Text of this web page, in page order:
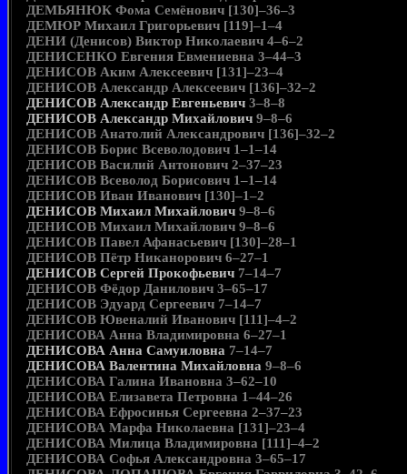
ДЕМЬЯНЮК Фома Семёнович [130]–36–3
ДЕМЮР Михаил Григорьевич [119]–1–4
ДЕНИ (Денисов) Виктор Николаевич 4–6–2
ДЕНИСЕНКО Евгения Евмениевна 3–44–3
ДЕНИСОВ Аким Алексеевич [131]–23–4
ДЕНИСОВ Александр Алексеевич [136]–32–2
ДЕНИСОВ Александр Евгеньевич 3–8–8
ДЕНИСОВ Александр Михайлович 9–8–6
ДЕНИСОВ Анатолий Александрович [136]–32–2
ДЕНИСОВ Борис Всеволодович 1–1–14
ДЕНИСОВ Василий Антонович 2–37–23
ДЕНИСОВ Всеволод Борисович 1–1–14
ДЕНИСОВ Иван Иванович [130]–1–2
ДЕНИСОВ Михаил Михайлович 9–8–6
ДЕНИСОВ Михаил Михайлович 9–8–6
ДЕНИСОВ Павел Афанасьевич [130]–28–1
ДЕНИСОВ Пётр Никанорович 6–27–1
ДЕНИСОВ Сергей Прокофьевич 7–14–7
ДЕНИСОВ Фёдор Данилович 3–65–17
ДЕНИСОВ Эдуард Сергеевич 7–14–7
ДЕНИСОВ Ювеналий Иванович [111]–4–2
ДЕНИСОВА Анна Владимировна 6–27–1
ДЕНИСОВА Анна Самуиловна 7–14–7
ДЕНИСОВА Валентина Михайловна 9–8–6
ДЕНИСОВА Галина Ивановна 3–62–10
ДЕНИСОВА Елизавета Петровна 1–44–26
ДЕНИСОВА Ефросинья Сергеевна 2–37–23
ДЕНИСОВА Марфа Николаевна [131]–23–4
ДЕНИСОВА Милица Владимировна [111]–4–2
ДЕНИСОВА Софья Александровна 3–65–17